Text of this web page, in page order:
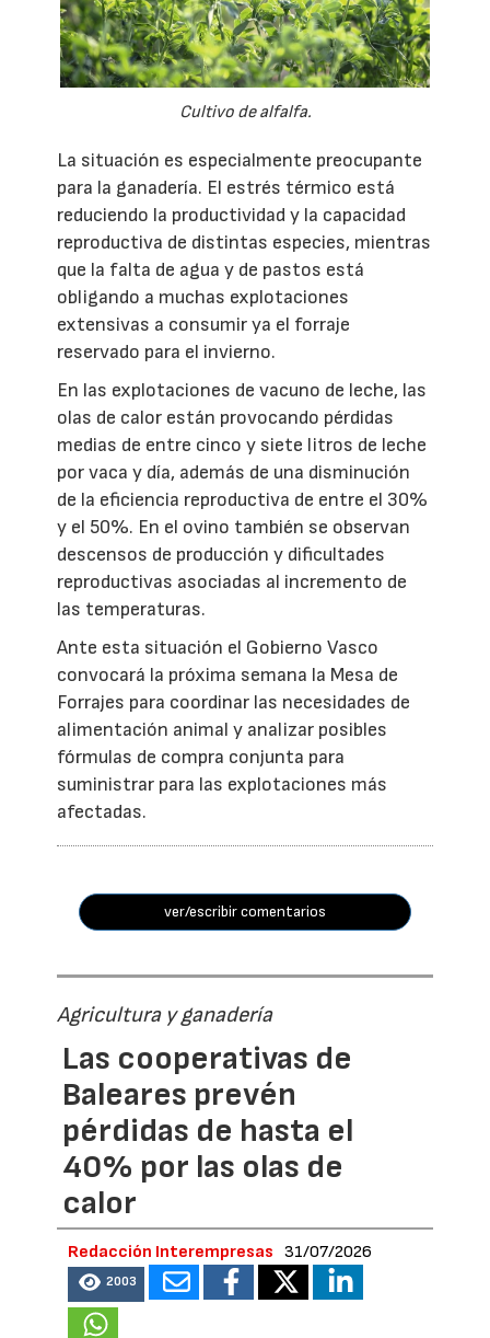
Cultivo de alfalfa.
La situación es especialmente preocupante
para la ganadería. El estrés térmico está
reduciendo la productividad y la capacidad
reproductiva de distintas especies, mientras
que la falta de agua y de pastos está
obligando a muchas explotaciones
extensivas a consumir ya el forraje
reservado para el invierno.
En las explotaciones de vacuno de leche, las
olas de calor están provocando pérdidas
medias de entre cinco y siete litros de leche
por vaca y día, además de una disminución
de la eficiencia reproductiva de entre el 30%
y el 50%. En el ovino también se observan
descensos de producción y dificultades
reproductivas asociadas al incremento de
las temperaturas.
Ante esta situación el Gobierno Vasco
convocará la próxima semana la Mesa de
Forrajes para coordinar las necesidades de
alimentación animal y analizar posibles
fórmulas de compra conjunta para
suministrar para las explotaciones más
afectadas.
ver/escribir comentarios
Agricultura y ganadería
Las cooperativas de
Baleares prevén
pérdidas de hasta el
40% por las olas de
calor
Redacción Interempresas 31/07/2026
2003